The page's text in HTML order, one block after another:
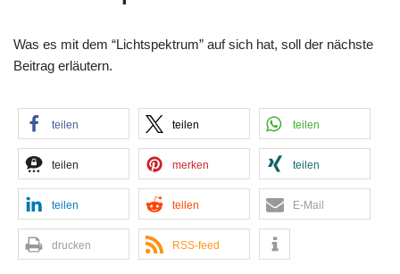
Was es mit dem “Lichtspektrum” auf sich hat, soll der nächste
Beitrag erläutern.
teilen teilen teilen
teilen merken teilen
teilen teilen E-Mail
drucken RSS-feed